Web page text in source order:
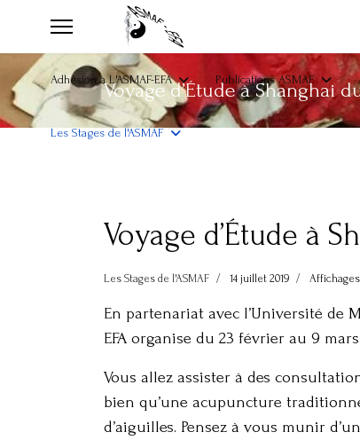
Adhésion à L'ASMAF-EFA Publications ASMAF
Les Stages de l'ASMAF
Voyage d’Étude à Shanghai
Voyage d’Étude à
Les Stages de l'ASMAF 14 juillet 2019
En partenariat avec l’Université de
EFA organise du 23 février au 9
Vous allez assister à des
bien qu’une acupuncture
d’aiguilles. Pensez à vous munir